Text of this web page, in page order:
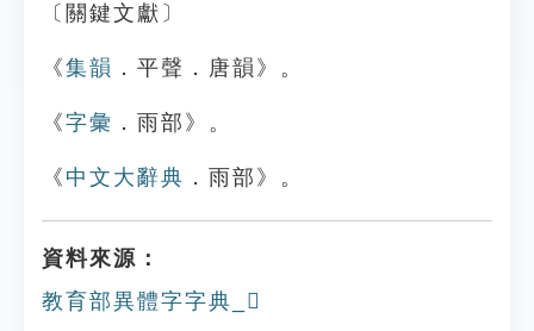
〔關鍵文獻〕
《集韻 ．平聲．唐韻》。
《字彙 ．雨部》。
《 中文大辭典 ．雨部》。
資料來源：
教育部異體字字典_𩆶